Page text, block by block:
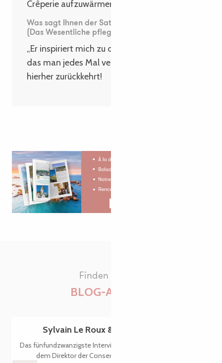
Crêperie aufzuwärmen.“
Was sagt Ihnen der Satz „Cultiver l’essentiel“
(Das Wesentliche pflegen)?
„Er inspiriert mich zu dem Wohlbefinden,
das man jedes Mal verspürt, wenn man
hierher zurückkehrt!
Finden Sie alle
BLOG-ARTIKEL
Sylvain Le Roux & die Breizh’illettes
Das fünfundzwanzigste Interview führt uns zu Sylvain Le Roux,
dem Direktor der Conserverie du Trégor in Lannion.